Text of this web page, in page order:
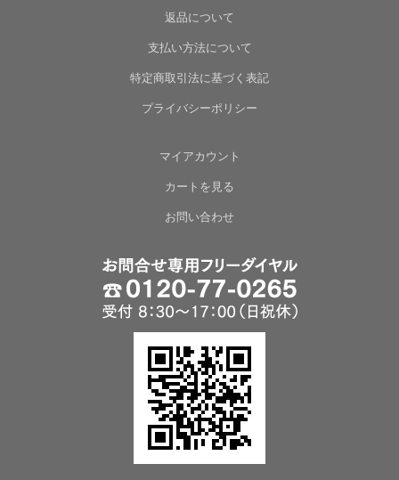
返品について
支払い方法について
特定商取引法に基づく表記
プライバシーポリシー
マイアカウント
カートを見る
お問い合わせ